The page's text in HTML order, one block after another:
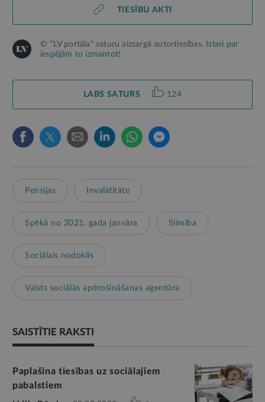
TIESĪBU AKTI
© "LV portāla" saturu aizsargā autortiesības.
Izlasi par
iespējām to izmantot!
LABS SATURS 124
Pensijas Invaliditāte
Spēkā no 2021. gada janvāra Slimība
Sociālais nodoklis
Valsts sociālās apdrošināšanas aģentūra
SAISTĪTIE RAKSTI
Paplašina tiesības uz sociālajiem
pabalstiem